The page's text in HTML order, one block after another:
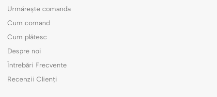
Urmărește comanda
Cum comand
Cum plătesc
Despre noi
Întrebări Frecvente
Recenzii Clienți